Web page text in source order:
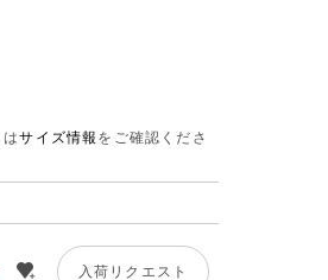
はサイズ情報 をご確認くださ
入荷リクエスト